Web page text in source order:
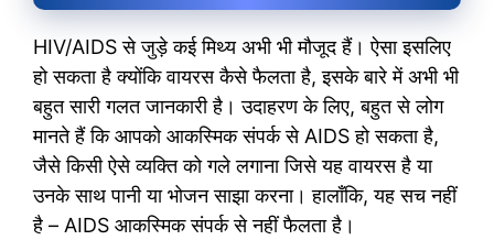
HIV/AIDS से जुड़े कई मिथ्य अभी भी मौजूद हैं। ऐसा इसलिए
हो सकता है क्योंकि वायरस कैसे फैलता है, इसके बारे में अभी भी
बहुत सारी गलत जानकारी है। उदाहरण के लिए, बहुत से लोग
मानते हैं कि आपको आकस्मिक संपर्क से AIDS हो सकता है,
जैसे किसी ऐसे व्यक्ति को गले लगाना जिसे यह वायरस है या
उनके साथ पानी या भोजन साझा करना। हालाँकि, यह सच नहीं
है – AIDS आकस्मिक संपर्क से नहीं फैलता है।